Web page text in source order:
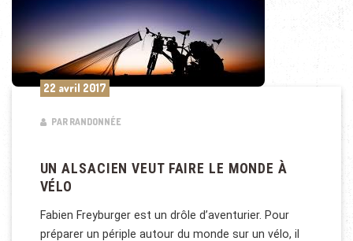
22 avril 2017
PAR RANDONNÉE
UN ALSACIEN VEUT FAIRE LE MONDE À
VÉLO
Fabien Freyburger est un drôle d’aventurier. Pour
préparer un périple autour du monde sur un vélo, il